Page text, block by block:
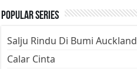
Popular Series
Salju Rindu Di Bumi Auckland
Calar Cinta